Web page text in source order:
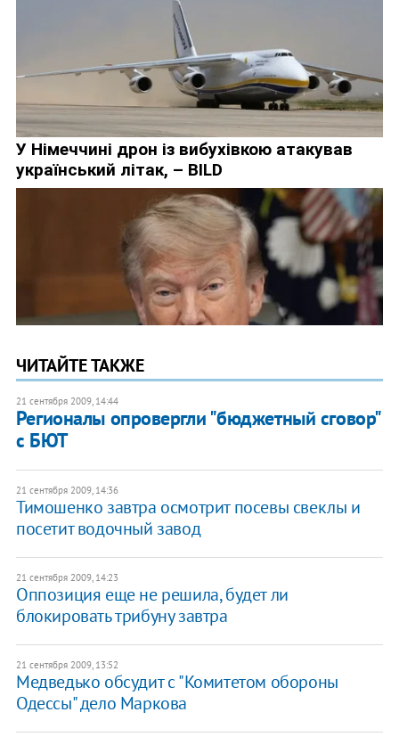
ЧИТАЙТЕ ТАКЖЕ
21 сентября 2009, 14:44
Регионалы опровергли "бюджетный сговор"
с БЮТ
21 сентября 2009, 14:36
Тимошенко завтра осмотрит посевы свеклы и
посетит водочный завод
21 сентября 2009, 14:23
Оппозиция еще не решила, будет ли
блокировать трибуну завтра
21 сентября 2009, 13:52
Медведько обсудит с "Комитетом обороны
Одессы" дело Маркова